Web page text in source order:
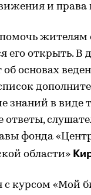
и
его открыть. В
основах
знаний в виде
ответы,
фонда
области»
с курсом «Мой